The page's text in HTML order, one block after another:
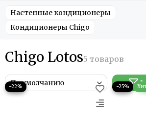
Настенные кондиционеры
Кондиционеры Chigo
Chigo Lotos
−22% −25%